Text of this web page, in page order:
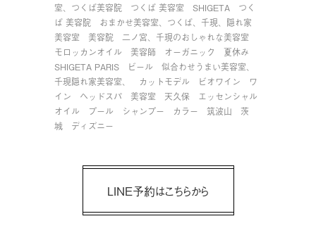
室、つくば美容院
つくば 美容室 SHIGETA
つく
ば 美容院
おまかせ美容室、つくば、千現、隠れ家
美容室
美容院
二ノ宮、千現のおしゃれな美容室
モロッカンオイル
美容師 オーガニック
夏休み
SHIGETA PARIS
ビール
似合わせうまい美容室、
千現隠れ家美容室、
カットモデル ビオワイン
ワ
イン
ヘッドスパ 美容室 天久保
エッセンシャル
オイル
プール シャンプー カラー 筑波山
茨
城
ディズニー
LINE予約はこちらから